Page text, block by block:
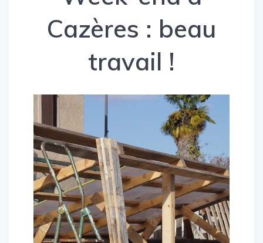
Cazères : beau
travail !